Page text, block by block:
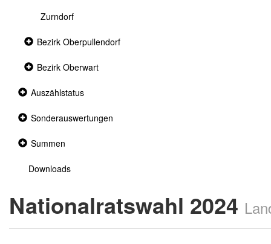
Zurndorf
Collapsed
Bezirk Oberpullendorf
Collapsed
Bezirk Oberwart
Collapsed
Auszählstatus
Collapsed
Sonderauswertungen
Collapsed
Summen
Downloads
Nationalratswahl 2024